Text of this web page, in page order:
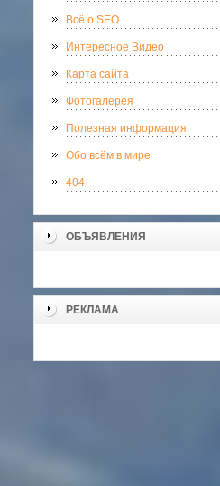
Всё о SEO
Интересное Видео
Карта сайта
Фотогалерея
Полезная информация
Обо всём в мире
404
ОБЪЯВЛЕНИЯ
РЕКЛАМА